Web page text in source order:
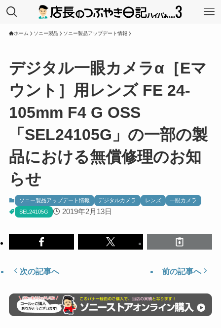
ホーム ソニー製品 ソニー製品アップデート情報
デジタル一眼カメラα［Eマ
ウント］用レンズ FE 24-
105mm F4 G OSS
「SEL24105G」の一部の製
品における無償修理のお知
らせ
ソニー製品アップデート情報 デジタルカメラ レンズ
一眼カメラ
SEL24105G
2019年2月13日
次の記事へ 前の記事へ